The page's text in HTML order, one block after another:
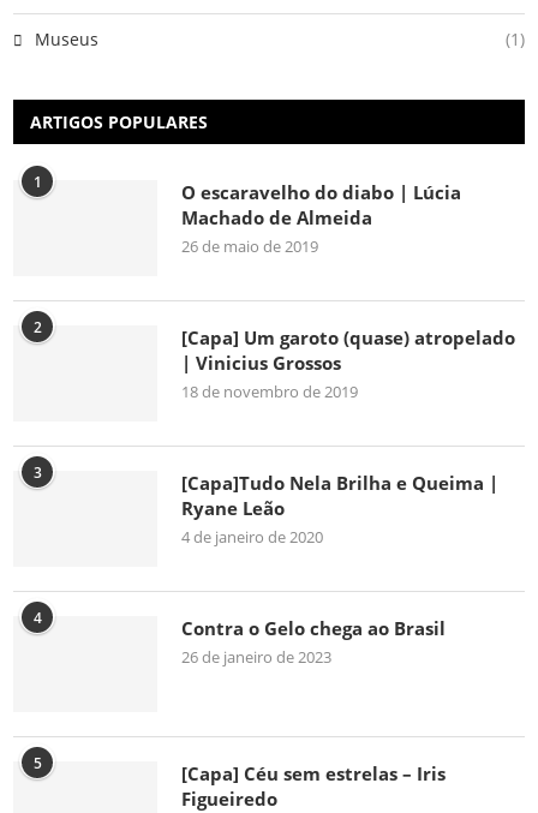
Museus (1)
ARTIGOS POPULARES
1
O escaravelho do diabo | Lúcia
Machado de Almeida
26 de maio de 2019
2
[Capa] Um garoto (quase) atropelado
| Vinicius Grossos
18 de novembro de 2019
3
[Capa]Tudo Nela Brilha e Queima |
Ryane Leão
4 de janeiro de 2020
4 Contra o Gelo chega ao Brasil
26 de janeiro de 2023
5
[Capa] Céu sem estrelas – Iris
Figueiredo